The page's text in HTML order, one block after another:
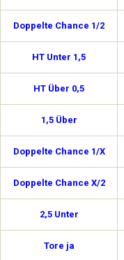
Doppelte Chance 1/2
HT Unter 1,5
HT Über 0,5
1,5 Über
Doppelte Chance 1/X
Doppelte Chance X/2
2,5 Unter
Tore ja